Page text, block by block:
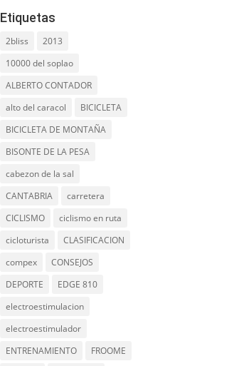
Etiquetas
2bliss
2013
10000 del soplao
ALBERTO CONTADOR
alto del caracol
BICICLETA
BICICLETA DE MONTAÑA
BISONTE DE LA PESA
cabezon de la sal
CANTABRIA
carretera
CICLISMO
ciclismo en ruta
cicloturista
CLASIFICACION
compex
CONSEJOS
DEPORTE
EDGE 810
electroestimulacion
electroestimulador
ENTRENAMIENTO
FROOME